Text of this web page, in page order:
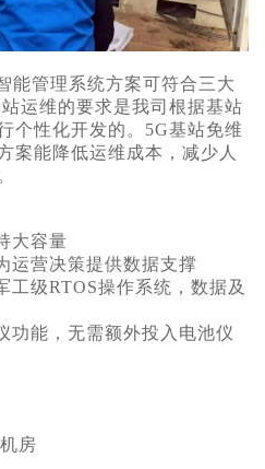
能管理系统方案可符合三大
运维的要求是我司根据基站
个性化开发的。5G基站免维
案能降低运维成本，减少人
大容量
运营决策提供数据支撑
工级RTOS操作系统，数据及
功能，无需额外投入电池仪
房